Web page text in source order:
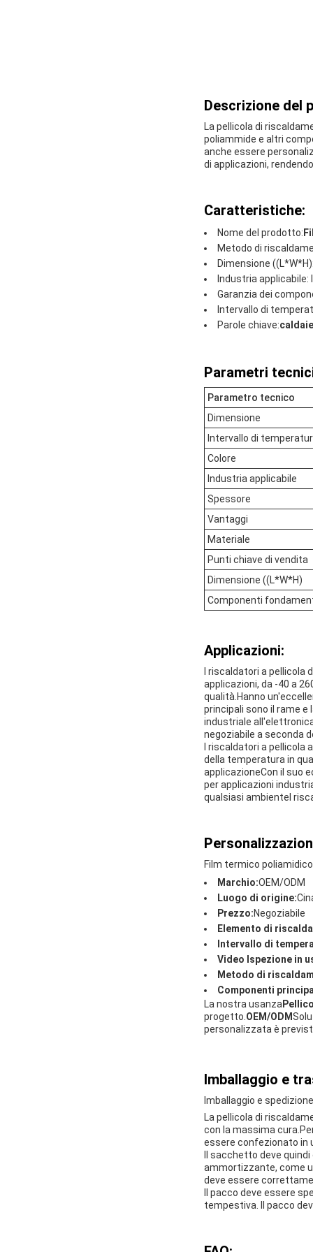
Descrizione del
La pellicola di
poliammide e altri
anche essere
di applicazioni,
Caratteristiche:
Nome del prodotto:
Metodo di
Dimensione
Industria
Garanzia dei
Intervallo di
Parole chiave:
Parametri
Parametro tecnico
Dimensione
Intervallo di
Colore
Industria applicabile
Spessore
Vantaggi
Materiale
Punti chiave di vendita
Dimensione ((L*W*H)
Componenti
Applicazioni:
I riscaldatori a pellicola
applicazioni, da -40 a
qualità.Hanno
principali sono il rame
industriale
negoziabile a seconda
I riscaldatori a pellicola
della temperatura in
applicazioneCon il suo
per applicazioni
qualsiasi ambienteI
Film termico
Marchio:OEM/ODM
Luogo di origine:
Prezzo:Negoziabile
Elemento di
Intervallo di
Video Ispezione in
Metodo di
Componenti
La nostra usanza
progetto. OEM/ODM
personalizzata è
Imballaggio e
Imballaggio e
La pellicola di
con la massima
essere confezionato in
Il sacchetto deve
ammortizzante, come
deve essere
Il pacco deve essere
tempestiva. Il pacco